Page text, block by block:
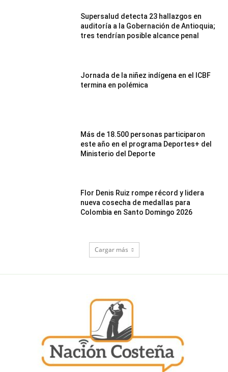
Supersalud detecta 23 hallazgos en
auditoría a la Gobernación de Antioquia;
tres tendrían posible alcance penal
Jornada de la niñez indígena en el ICBF
termina en polémica
Más de 18.500 personas participaron
este año en el programa Deportes+ del
Ministerio del Deporte
Flor Denis Ruiz rompe récord y lidera
nueva cosecha de medallas para
Colombia en Santo Domingo 2026
Cargar más